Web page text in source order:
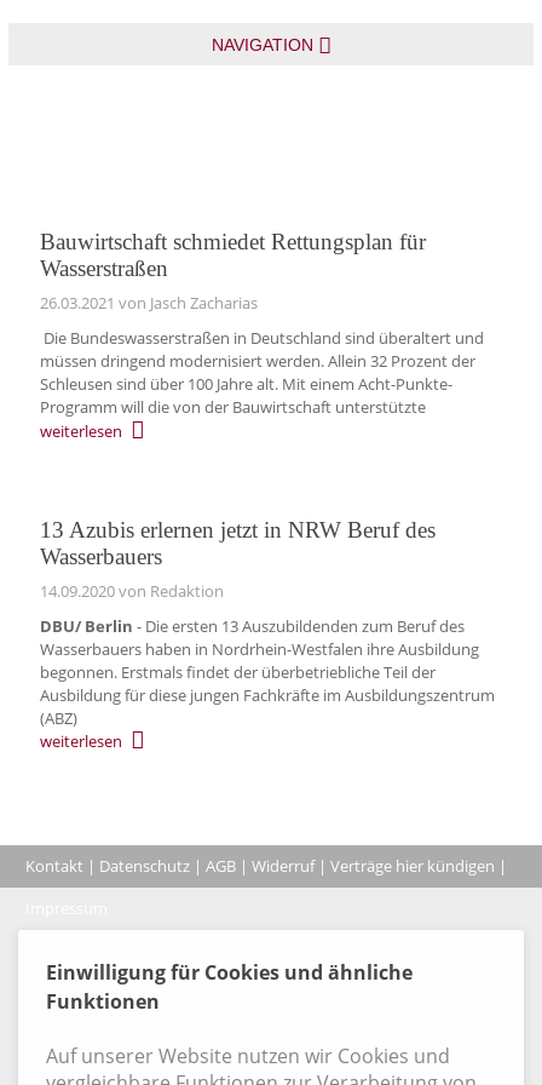
NAVIGATION
Bauwirtschaft schmiedet Rettungsplan für
Wasserstraßen
26.03.2021 von Jasch Zacharias
Die Bundeswasserstraßen in Deutschland sind überaltert und
müssen dringend modernisiert werden. Allein 32 Prozent der
Schleusen sind über 100 Jahre alt. Mit einem Acht-Punkte-
Programm will die von der Bauwirtschaft unterstützte
weiterlesen
13 Azubis erlernen jetzt in NRW Beruf des
Wasserbauers
14.09.2020von Redaktion
DBU/ Berlin - Die ersten 13 Auszubildenden zum Beruf des
Wasserbauers haben in Nordrhein-Westfalen ihre Ausbildung
begonnen. Erstmals findet der überbetriebliche Teil der
Ausbildung für diese jungen Fachkräfte im Ausbildungszentrum
(ABZ)
weiterlesen
Kontakt | Datenschutz | AGB | Widerruf| Verträge hier kündigen |
Einwilligung für Cookies und ähnliche
Funktionen
Auf unserer Website nutzen wir Cookies und